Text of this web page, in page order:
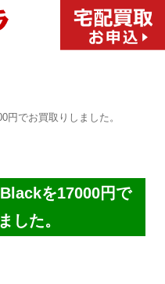
でお買取りしました。
を17000円で
した。